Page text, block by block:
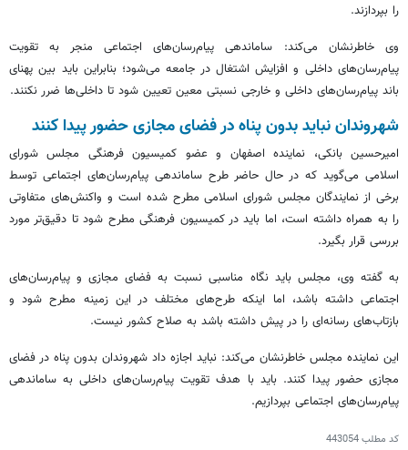
را بپردازند.
وی خاطرنشان می‌کند: ساماندهی پیام‌رسان‌های اجتماعی منجر به تقویت
پیام‌رسان‌های داخلی و افزایش اشتغال در جامعه می‌شود؛ بنابراین باید بین پهنای
باند پیام‌رسان‌های داخلی و خارجی نسبتی معین تعیین شود تا داخلی‌ها ضرر نکنند.
شهروندان نباید بدون پناه در فضای مجازی حضور پیدا کنند
امیرحسین بانکی، نماینده اصفهان و عضو کمیسیون فرهنگی مجلس شورای
اسلامی می‌گوید که در حال حاضر طرح ساماندهی پیام‌رسان‌های اجتماعی توسط
برخی از نمایندگان مجلس شورای اسلامی مطرح شده است و واکنش‌های متفاوتی
را به همراه داشته است، اما باید در کمیسیون فرهنگی مطرح شود تا دقیق‌تر مورد
بررسی قرار بگیرد.
به گفته وی، مجلس باید نگاه مناسبی نسبت به فضای مجازی و پیام‌رسان‌های
اجتماعی داشته باشد، اما اینکه طرح‌های مختلف در این زمینه مطرح شود و
بازتاب‌های رسانه‌ای را در پیش داشته باشد به صلاح کشور نیست.
این نماینده مجلس خاطرنشان می‌کند: نباید اجازه داد شهروندان بدون پناه در فضای
مجازی حضور پیدا کنند. باید با هدف تقویت پیام‌رسان‌های داخلی به ساماندهی
پیام‌رسان‌های اجتماعی بپردازیم.
کد مطلب443054